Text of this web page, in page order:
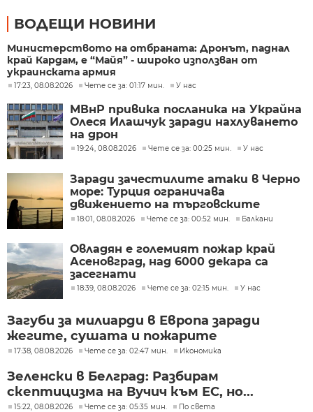
ВОДЕЩИ НОВИНИ
Министерството на отбраната: Дронът, паднал
край Кардам, е “Майя” - широко използван от
украинската армия
17:23, 08.08.2026 Чете се за: 01:17 мин. У нас
МВнР привика посланика на Украйна
Олеся Илашчук заради нахлуването
на дрон
19:24, 08.08.2026 Чете се за: 00:25 мин. У нас
Заради зачестилите атаки в Черно
море: Турция ограничава
движението на търговските
кораби
18:01, 08.08.2026 Чете се за: 00:52 мин. Балкани
Овладян е големият пожар край
Асеновград, над 6000 декара са
засегнати
18:39, 08.08.2026 Чете се за: 02:15 мин. У нас
Загуби за милиарди в Европа заради
жегите, сушата и пожарите
17:38, 08.08.2026 Чете се за: 02:47 мин. Икономика
Зеленски в Белград: Разбирам
скептицизма на Вучич към ЕС, но...
15:22, 08.08.2026 Чете се за: 05:35 мин. По света